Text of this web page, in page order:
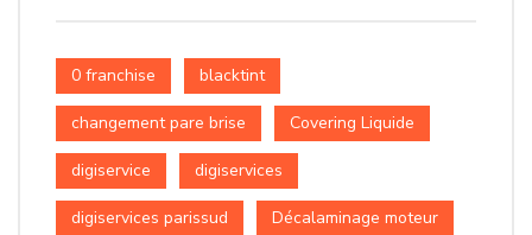
0 franchise blacktint
changement pare brise Covering Liquide
digiservice digiservices
digiservices parissud Décalaminage moteur